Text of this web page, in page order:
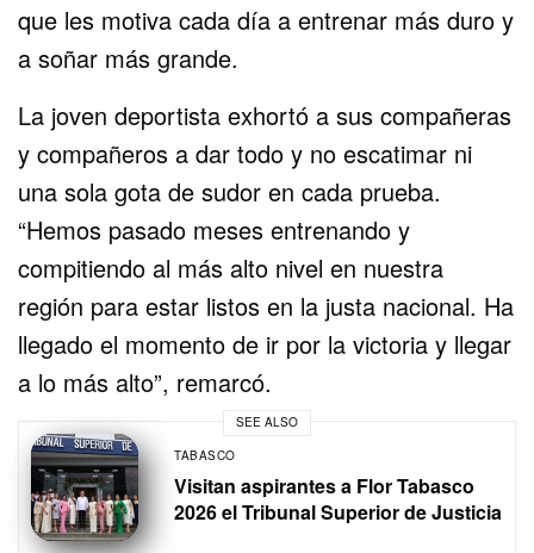
que les motiva cada día a entrenar más duro y
a soñar más grande.
La joven deportista exhortó a sus compañeras
y compañeros a dar todo y no escatimar ni
una sola gota de sudor en cada prueba.
“Hemos pasado meses entrenando y
compitiendo al más alto nivel en nuestra
región para estar listos en la justa nacional. Ha
llegado el momento de ir por la victoria y llegar
a lo más alto”, remarcó.
SEE ALSO
TABASCO
Visitan aspirantes a Flor Tabasco
2026 el Tribunal Superior de Justicia